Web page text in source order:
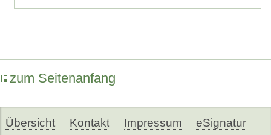
zum Seitenanfang
Übersicht Kontakt Impressum eSignatur